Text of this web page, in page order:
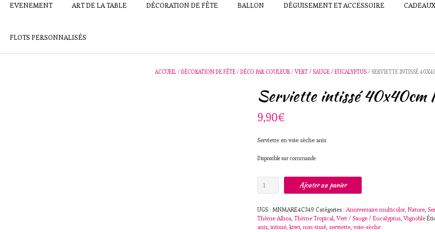
EVENEMENT ART DE LA TABLE DÉCORATION DE FÊTE BALLON DÉGUISEMENT ET ACCESSOIRE
FLOTS PERSONNALISÉS
ACCUEIL /DÉCORATION DE FÊTE /DÉCO PAR COULEUR /VERT / SAUGE / EUCALYPTUS / SERVIETTE INTISSÉ
Serviette intissé 40x40cm
9,90€
Serviette en voie sèche anis
Disponible sur commande
intissé
40x40cm
Kiwi
Ajouter au panier
UGS : MNMARE4C349 Catégories : Anniversaire multicolor, Nature,
Thème Alhoa Thème Tropical ,Vert / Sauge / Eucalyptus,Vignoble
anis, intissé, kiwi non-tissé, serviette, voie-sèche